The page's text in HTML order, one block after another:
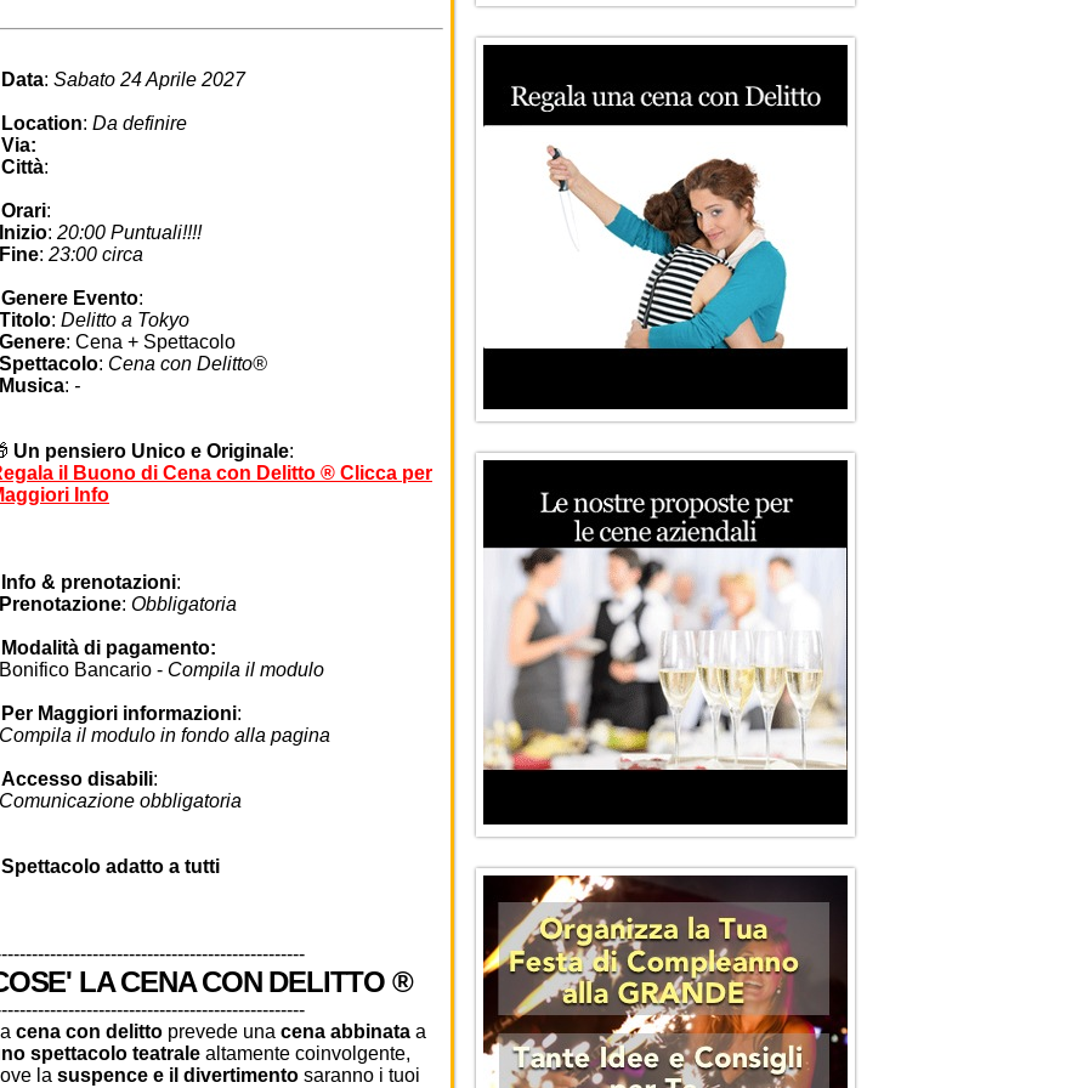
Data: Sabato 24 Aprile 2027
Location: Da definire
Via:
Città:
Orari:
Inizio: 20:00 Puntuali!!!!
Fine: 23:00 circa
Genere Evento:
Titolo: Delitto a Tokyo
Genere: Cena + Spettacolo
Spettacolo: Cena con Delitto®
Musica: -
Un pensiero Unico e Originale:
il Buono di Cena con Delitto ® Clicca per
Info
Info & prenotazioni:
Prenotazione: Obbligatoria
Modalità di pagamento:
Bonifico Bancario - Compila il modulo
Per Maggiori informazioni:
Compila il modulo in fondo alla pagina
Accesso disabili:
Comunicazione obbligatoria
Spettacolo adatto a tutti
LA CENA CON DELITTO ®
cena con delitto prevede una cena abbinata a
spettacolo teatrale altamente coinvolgente,
la suspence e il divertimento saranno i tuoi